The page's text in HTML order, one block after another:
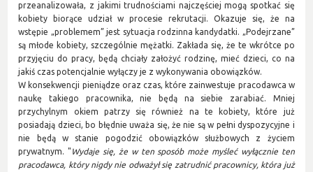
przeanalizowała, z jakimi trudnościami najczęściej mogą spotkać się
kobiety biorące udział w procesie rekrutacji. Okazuje się, że na
wstępie „problemem” jest sytuacja rodzinna kandydatki. „Podejrzane”
są młode kobiety, szczególnie mężatki. Zakłada się, że te wkrótce po
przyjęciu do pracy, będą chciały założyć rodzinę, mieć dzieci, co na
jakiś czas potencjalnie wyłączy je z wykonywania obowiązków.
W konsekwencji pieniądze oraz czas, które zainwestuje pracodawca w
naukę takiego pracownika, nie będą na siebie zarabiać. Mniej
przychylnym okiem patrzy się również na te kobiety, które już
posiadają dzieci, bo błędnie uważa się, że nie są w pełni dyspozycyjne i
nie będą w stanie pogodzić obowiązków służbowych z życiem
prywatnym. " Wydaje się, że w ten sposób może myśleć wyłącznieten
pracodawca, który nigdynie odważył się zatrudnić pracownicy, która już